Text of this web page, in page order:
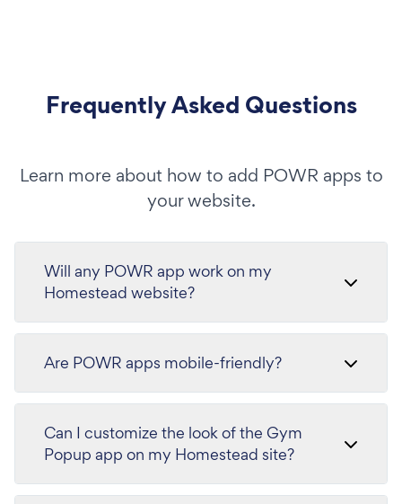
Frequently Asked Questions
Learn more about how to add POWR apps to
your website.
Will any POWR app work on my
Homestead website?
Are POWR apps mobile-friendly?
Can I customize the look of the Gym
Popup app on my Homestead site?